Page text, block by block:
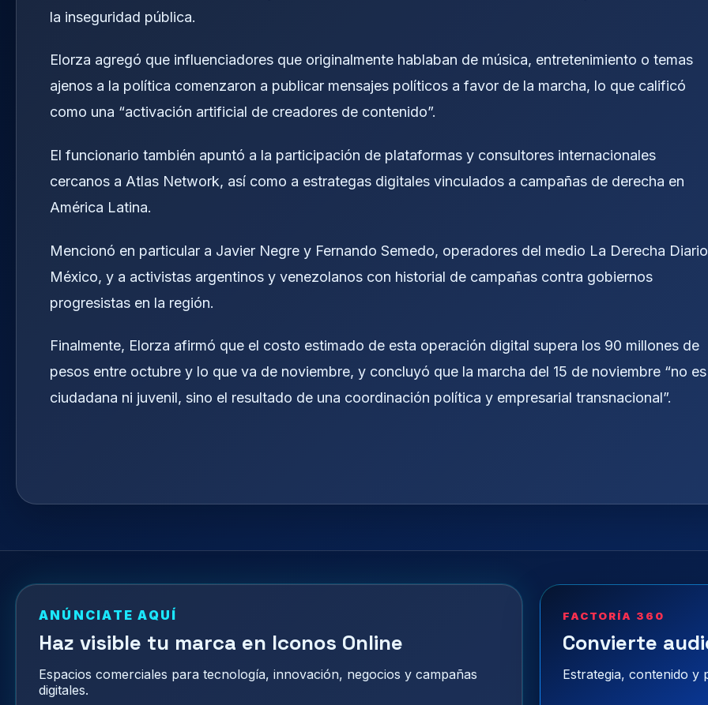
la inseguridad pública.
Elorza agregó que influenciadores que originalmente hablaban de música, entretenimiento o temas
ajenos a la política comenzaron a publicar mensajes políticos a favor de la marcha, lo que calificó
como una “activación artificial de creadores de contenido”.
El funcionario también apuntó a la participación de plataformas y consultores internacionales
cercanos a Atlas Network, así como a estrategas digitales vinculados a campañas de derecha en
América Latina.
Mencionó en particular a Javier Negre y Fernando Semedo, operadores del medio La Derecha Diario
México, y a activistas argentinos y venezolanos con historial de campañas contra gobiernos
progresistas en la región.
Finalmente, Elorza afirmó que el costo estimado de esta operación digital supera los 90 millones de
pesos entre octubre y lo que va de noviembre, y concluyó que la marcha del 15 de noviembre “no es
ciudadana ni juvenil, sino el resultado de una coordinación política y empresarial transnacional”.
ANÚNCIATE AQUÍ
Haz visible tu marca en Iconos Online
Espacios comerciales para tecnología, innovación, negocios y campañas
digitales.
FACTORÍA 360
Convierte
Estrategia, contenido y